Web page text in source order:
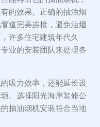
的效果。正确的抽油烟
道完美连接，避免油烟
许多住宅建筑年代久
业的安装团队来处理各
吸力效率，还能延长设
。选择阳光海岸装修公
抽油烟机安装符合当地